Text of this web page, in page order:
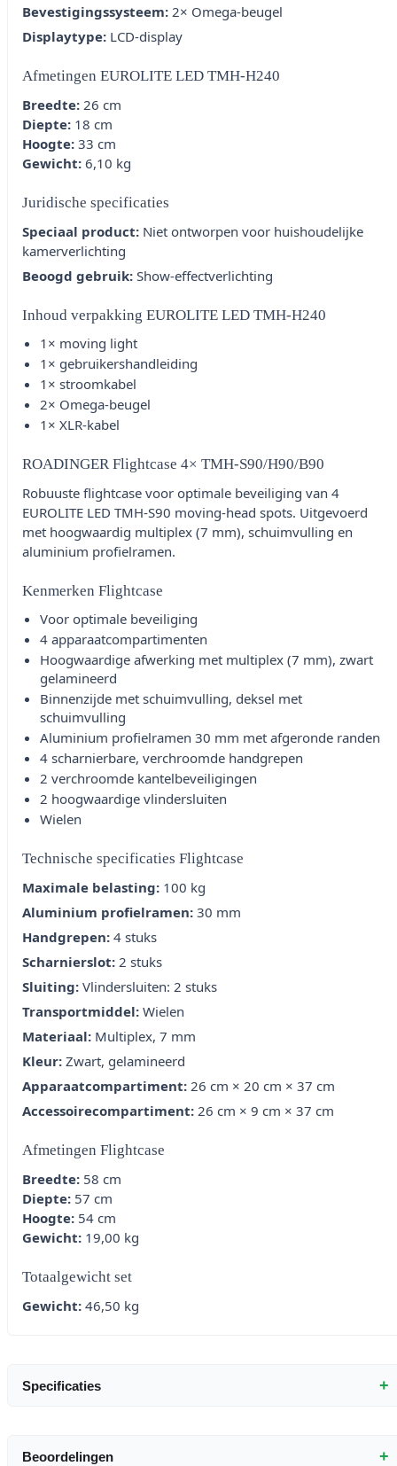
Bevestigingssysteem: 2× Omega-beugel
Displaytype: LCD-display
Afmetingen EUROLITE LED TMH-H240
Breedte: 26 cm
Diepte: 18 cm
Hoogte: 33 cm
Gewicht: 6,10 kg
Juridische specificaties
Speciaal product: Niet ontworpen voor huishoudelijke
kamerverlichting
Beoogd gebruik: Show-effectverlichting
Inhoud verpakking EUROLITE LED TMH-H240
1× moving light
1× gebruikershandleiding
1× stroomkabel
2× Omega-beugel
1× XLR-kabel
ROADINGER Flightcase 4× TMH-S90/H90/B90
Robuuste flightcase voor optimale beveiliging van 4
EUROLITE LED TMH-S90 moving-head spots. Uitgevoerd
met hoogwaardig multiplex (7 mm), schuimvulling en
aluminium profielramen.
Kenmerken Flightcase
Voor optimale beveiliging
4 apparaatcompartimenten
Hoogwaardige afwerking met multiplex (7 mm), zwart
gelamineerd
Binnenzijde met schuimvulling, deksel met
schuimvulling
Aluminium profielramen 30 mm met afgeronde randen
4 scharnierbare, verchroomde handgrepen
2 verchroomde kantelbeveiligingen
2 hoogwaardige vlindersluiten
Wielen
Technische specificaties Flightcase
Maximale belasting: 100 kg
Aluminium profielramen: 30 mm
Handgrepen: 4 stuks
Scharnierslot: 2 stuks
Sluiting: Vlindersluiten: 2 stuks
Transportmiddel: Wielen
Materiaal: Multiplex, 7 mm
Kleur: Zwart, gelamineerd
Apparaatcompartiment: 26 cm × 20 cm × 37 cm
Accessoirecompartiment: 26 cm × 9 cm × 37 cm
Afmetingen Flightcase
Breedte: 58 cm
Diepte: 57 cm
Hoogte: 54 cm
Gewicht: 19,00 kg
Totaalgewicht set
Gewicht: 46,50 kg
Specificaties +
Beoordelingen +